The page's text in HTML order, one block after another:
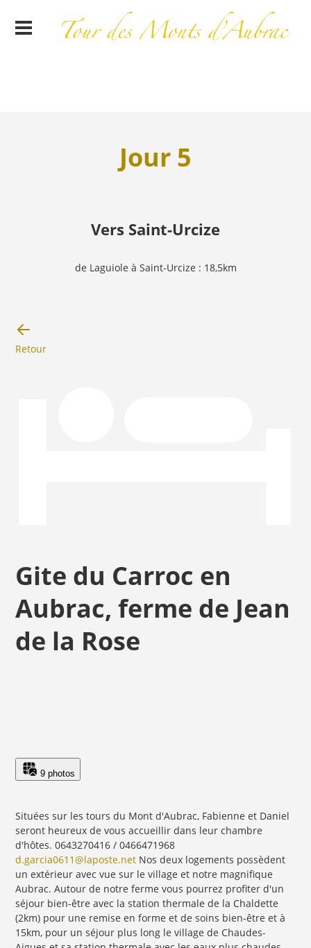
Jour 5
Vers Saint-Urcize
de Laguiole à Saint-Urcize : 18,5km
Retour
Gite du Carroc en
Aubrac, ferme de Jean
de la Rose
9 photos
Situées sur les tours du Mont d'Aubrac, Fabienne et Daniel
seront heureux de vous accueillir dans leur chambre
d'hôtes. 0643270416 / 0466471968
d.garcia0611@laposte.net Nos deux logements possèdent
un extérieur avec vue sur le village et notre magnifique
Aubrac. Autour de notre ferme vous pourrez profiter d'un
séjour bien-être avec la station thermale de la Chaldette
(2km) pour une remise en forme et de soins bien-être et à
15km, pour un séjour plus long le village de Chaudes-